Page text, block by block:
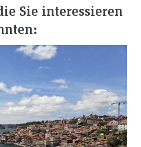
Sie interessieren